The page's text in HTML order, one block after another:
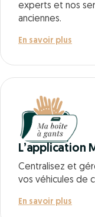
experts et nos
anciennes.
En savoir plus
L’application
Centralisez et
vos véhicules de
En savoir plus